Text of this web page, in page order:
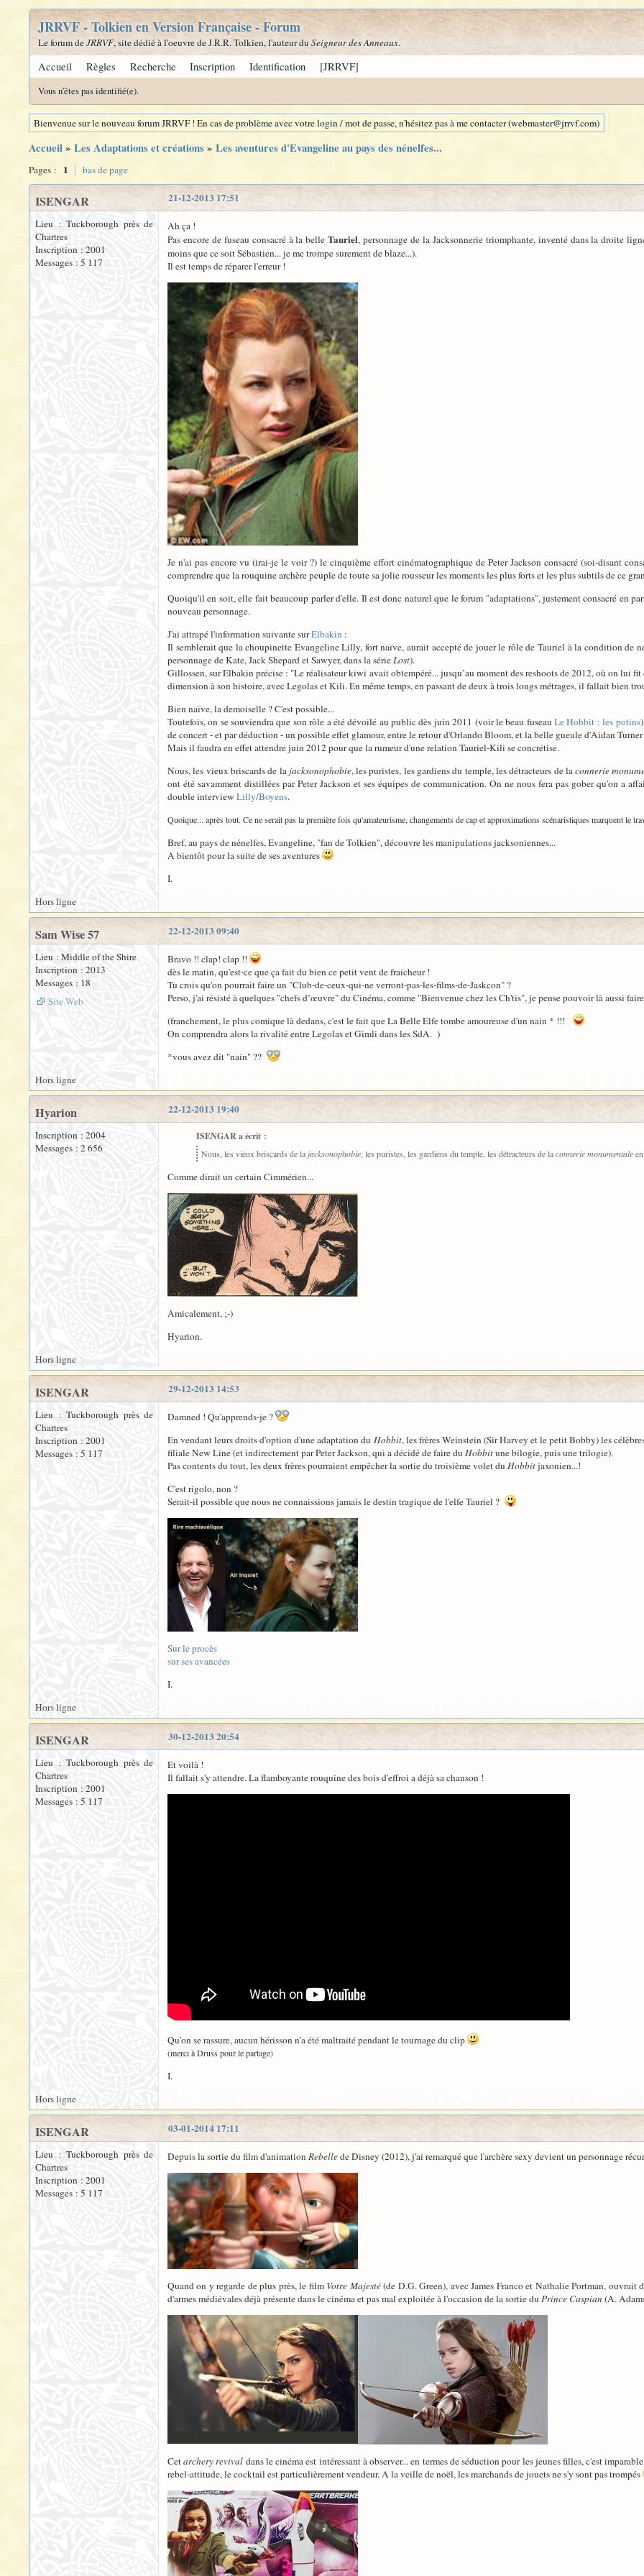
JRRVF - Tolkien en Version Française - Forum
Le forum deJRRVF, site dédié à l'oeuvre de J.R.R. Tolkien, l'auteur du Seigneur des Anneaux.
Accueil Règles Recherche Inscription Identification [JRRVF]
Vous n'êtes pas identifié(e).
Bienvenue sur le nouveau forum JRRVF ! En cas de problème avec votre login / mot de passe, n'hésitez pas à me contacter (webmaster@jrrvf.com)
Accueil» Les Adaptations et créations» Les aventures d'Evangeline au pays des nénelfes...
Pages : 1 bas de page
21-12-2013 17:51
ISENGAR
Lieu : Tuckborough près de
Chartres
Inscription : 2001
Messages : 5 117
Ah ça !
Pas encore de fuseau consacré à la belleTauriel, personnage de la Jacksonnerie triomphante, inventé dans la droite
moins que ce soit Sébastien... je me trompe surement de blaze...).
Il est temps de réparer l'erreur !
Je n'ai pas encore vu (irai-je le voir ?) le cinquième effort cinématographique de Peter Jackson consacré (soi-disant
comprendre que la rouquine archère peuple de toute sa jolie rousseur les moments les plus forts et les plus subtils de ce
Quoiqu'il en soit, elle fait beaucoup parler d'elle. Il est donc naturel que le forum "adaptations", justement consacré en
nouveau personnage.
J'ai attrapé l'information suivante surElbakin :
Il semblerait que la choupinette Evangeline Lilly, fort naïve, aurait accepté de jouer le rôle de Tauriel à la condition de
personnage de Kate, Jack Shepard et Sawyer, dans la série Lost).
Gillossen, sur Elbakin précise : "Le réalisateur kiwi avait obtempéré... jusqu’au moment des reshoots de 2012, où on lui
dimension à son histoire, avec Legolas et Kili. En même temps, en passant de deux à trois longs métrages, il fallait bien
Bien naïve, la demoiselle ? C'est possible...
Toutefois, on se souviendra que son rôle a été dévoilé au public dès juin 2011 (voir le beau fuseauLe Hobbit : les potins
de concert - et par déduction - un possible effet glamour, entre le retour d'Orlando Bloom, et la belle gueule d'Aidan
Mais il faudra en effet attendre juin 2012 pour que la rumeur d'une relation Tauriel-Kili se concrétise.
Nous, les vieux briscards de la jacksonophobie, les puristes, les gardiens du temple, les détracteurs de laconnerie
ont été savamment distillées par Peter Jackson et ses équipes de communication. On ne nous fera pas gober qu'on a
double interview Lilly/Boyens.
Quoique... après tout. Ce ne serait pas la première fois qu'amateurisme, changements de cap et approximations scénaristiques marquent le
Bref, au pays de nénelfes, Evangeline, "fan de Tolkien", découvre les manipulations jacksoniennes...
A bientôt pour la suite de ses aventures
I.
Hors ligne
22-12-2013 09:40
Sam Wise 57
Lieu : Middle of the Shire
Inscription : 2013
Messages : 18
Site Web
Bravo !! clap! clap !!
dès le matin, qu'est-ce que ça fait du bien ce petit vent de fraicheur !
Tu crois qu'on pourrait faire un "Club-de-ceux-qui-ne verront-pas-les-films-de-Jaskcon" ?
Perso, j'ai résisté à quelques "chefs d’œuvre" du Cinéma, comme "Bienvenue chez les Ch'tis", je pense pouvoir là aussi
(franchement, le plus comique là dedans, c'est le fait que La Belle Elfe tombe amoureuse d'un nain * !!!
On comprendra alors la rivalité entre Legolas et Gimli dans les SdA. )
*vous avez dit "nain" ??
Hors ligne
22-12-2013 19:40
Hyarion
Inscription : 2004
Messages : 2 656
ISENGAR a écrit :
Nous, les vieux briscards de la jacksonophobie , les puristes, les gardiens du temple, les détracteurs de laconnerie monumentale
Comme dirait un certain Cimmérien...
Amicalement, ;-)
Hyarion.
Hors ligne
29-12-2013 14:53
ISENGAR
Lieu : Tuckborough près de
Chartres
Inscription : 2001
Messages : 5 117
Damned ! Qu'apprends-je ?
En vendant leurs droits d'option d'une adaptation du Hobbit, les frères Weinstein (Sir Harvey et le petit Bobby) les
filiale New Line (et indirectement par Peter Jackson, qui a décidé de faire du Hobbitune bilogie, puis une trilogie).
Pas contents du tout, les deux frères pourraient empêcher la sortie du troisième volet du Hobbitjaxonien...!
C'est rigolo, non ?
Serait-il possible que nous ne connaissions jamais le destin tragique de l'elfe Tauriel ?
Sur le procès
sur ses avancées
I.
Hors ligne
30-12-2013 20:54
ISENGAR
Lieu : Tuckborough près de
Chartres
Inscription : 2001
Messages : 5 117
Et voilà !
Il fallait s'y attendre. La flamboyante rouquine des bois d'effroi a déjà sa chanson !
Qu'on se rassure, aucun hérisson n'a été maltraité pendant le tournage du clip
(merci à Druss pour le partage)
I.
Hors ligne
03-01-2014 17:11
ISENGAR
Lieu : Tuckborough près de
Chartres
Inscription : 2001
Messages : 5 117
Depuis la sortie du film d'animationRebellede Disney (2012), j'ai remarqué que l'archère sexy devient un personnage
Quand on y regarde de plus près, le film Votre Majesté(de D.G. Green), avec James Franco et Nathalie Portman,
d'armes médiévales déjà présente dans le cinéma et pas mal exploitée à l'occasion de la sortie du Prince Caspian (A.
Cetarchery revival dans le cinéma est intéressant à observer... en termes de séduction pour les jeunes filles, c'est
rebel-attitude, le cocktail est particulièrement vendeur. A la veille de noël, les marchands de jouets ne s'y sont pas trompés